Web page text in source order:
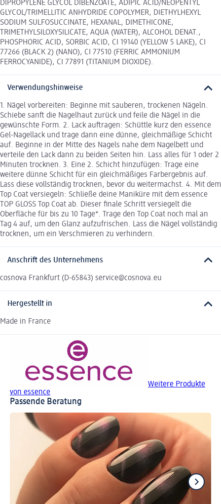
DIPROPYLENE GLYCOL DIBENZOATE, ADIPIC ACID/NEOPENTYL
GLYCOL/TRIMELLITIC ANHYDRIDE COPOLYMER, DIETHYLHEXYL
SODIUM SULFOSUCCINATE, HEXANAL, DIMETHICONE,
TRIMETHYLSILOXYSILICATE, AQUA (WATER), ALCOHOL DENAT.,
PHOSPHORIC ACID, SORBIC ACID, CI 19140 (YELLOW 5 LAKE), CI
77266 (BLACK 2) (NANO), CI 77510 (FERRIC AMMONIUM
FERROCYANIDE), CI 77891 (TITANIUM DIOXIDE).
Verwendungshinweise
1. Nägel vorbereiten: Beginne mit sauberen, trockenen Nägeln.
Schiebe sanft die Nagelhaut zurück und feile die Nägel in die
gewünschte Form. 2. Lack auftragen: Schüttle kurz den essence
Gel-Nagellack und trage dann eine dünne, gleichmäßige Schicht
auf. Beginne in der Mitte des Nagels nahe dem Nagelbett und
verteile den Lack dann zu beiden Seiten hin. Lass alles für 1 oder 2
Minuten trocknen. 3. Eine 2. Schicht hinzufügen: Trage eine
weitere dünne Schicht für ein gleichmäßiges Farbergebnis auf.
Lass diese vollständig trocknen, bevor du weitermachst. 4. Mit dem
Top Coat versiegeln: Schließe deine Maniküre mit dem essence
TOP GLOSS Top Coat ab. Dieser finale Schritt versiegelt die
Oberfläche für bis zu 10 Tage*. Trage den Top Coat noch mal an
Tag 4 auf, um den Glanz aufzufrischen. Lass die Nägel vollständig
trocknen, um ein Verschmieren zu verhindern.
Anschrift des Unternehmens
cosnova Frankfurt (D-65843) service@cosnova.eu
Hergestellt in
Made in France
Weitere Produkte
von essence
Passende Beratung